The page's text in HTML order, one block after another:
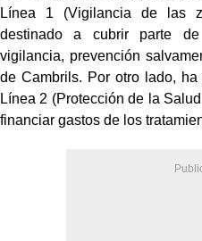
Línea 1 (Vigilancia de las
destinado a cubrir parte
vigilancia, prevención
de Cambrils. Por otro lado,
Línea 2 (Protección de la
financiar gastos de los